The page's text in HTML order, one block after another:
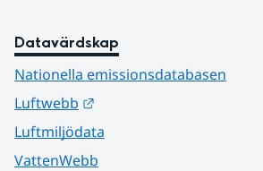
Datavärdskap
Nationella emissionsdatabasen
Luftwebb
Luftmiljödata
VattenWebb